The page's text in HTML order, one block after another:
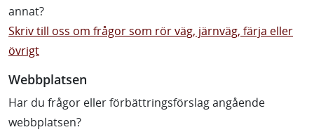
annat?
Skriv till oss om frågor som rör väg, järnväg, färja eller
övrigt
Webbplatsen
Har du frågor eller förbättringsförslag angående
webbplatsen?